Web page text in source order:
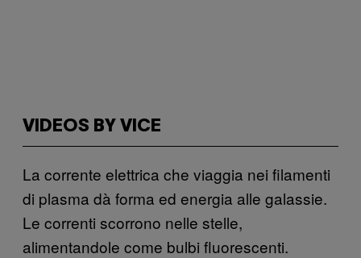
VIDEOS BY VICE
La corrente elettrica che viaggia nei filamenti
di plasma dà forma ed energia alle galassie.
Le correnti scorrono nelle stelle,
alimentandole come bulbi fluorescenti.